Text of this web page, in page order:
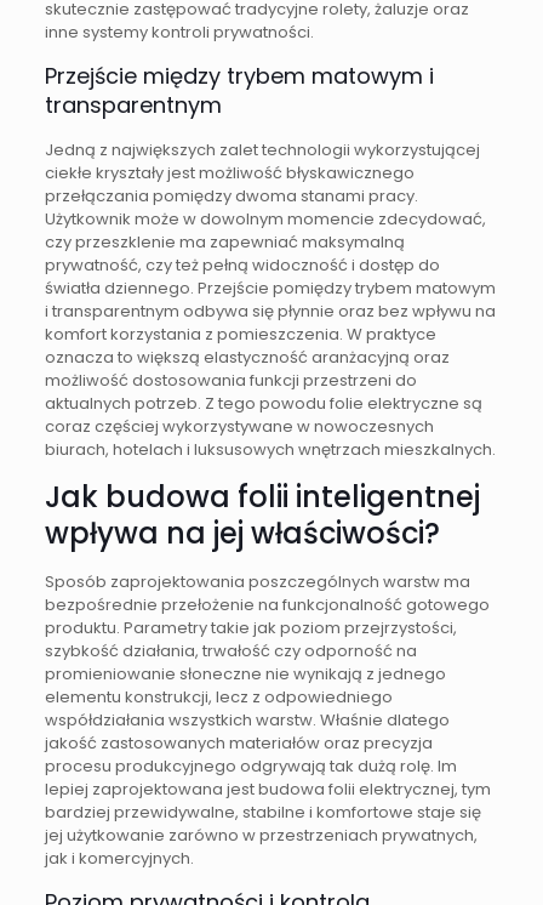
skutecznie zastępować tradycyjne rolety, żaluzje oraz
inne systemy kontroli prywatności.
Przejście między trybem matowym i
transparentnym
Jedną z największych zalet technologii wykorzystującej
ciekłe kryształy jest możliwość błyskawicznego
przełączania pomiędzy dwoma stanami pracy.
Użytkownik może w dowolnym momencie zdecydować,
czy przeszklenie ma zapewniać maksymalną
prywatność, czy też pełną widoczność i dostęp do
światła dziennego. Przejście pomiędzy trybem matowym
i transparentnym odbywa się płynnie oraz bez wpływu na
komfort korzystania z pomieszczenia. W praktyce
oznacza to większą elastyczność aranżacyjną oraz
możliwość dostosowania funkcji przestrzeni do
aktualnych potrzeb. Z tego powodu folie elektryczne są
coraz częściej wykorzystywane w nowoczesnych
biurach, hotelach i luksusowych wnętrzach mieszkalnych.
Jak budowa folii inteligentnej
wpływa na jej właściwości?
Sposób zaprojektowania poszczególnych warstw ma
bezpośrednie przełożenie na funkcjonalność gotowego
produktu. Parametry takie jak poziom przejrzystości,
szybkość działania, trwałość czy odporność na
promieniowanie słoneczne nie wynikają z jednego
elementu konstrukcji, lecz z odpowiedniego
współdziałania wszystkich warstw. Właśnie dlatego
jakość zastosowanych materiałów oraz precyzja
procesu produkcyjnego odgrywają tak dużą rolę. Im
lepiej zaprojektowana jest budowa folii elektrycznej, tym
bardziej przewidywalne, stabilne i komfortowe staje się
jej użytkowanie zarówno w przestrzeniach prywatnych,
jak i komercyjnych.